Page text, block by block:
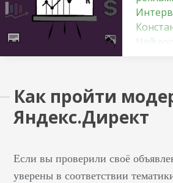
о том,
чем
Как пройти
Яндекс.Директ
Если вы проверили своё
уверены в соответствии